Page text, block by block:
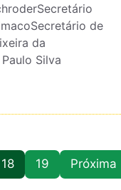
de
da
Silva
18 19 Próxima